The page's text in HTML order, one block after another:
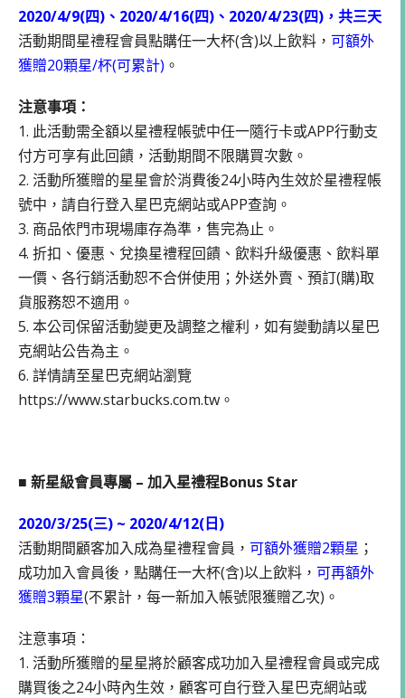
2020/4/9(四)、2020/4/16(四)、2020/4/23(四)，共三天
活動期間星禮程會員點購任一大杯(含)以上飲料， 可額外
獲贈20顆星/杯(可累計) 。
注意事項：
1. 此活動需全額以星禮程帳號中任一隨行卡或APP行動支
付方可享有此回饋，活動期間不限購買次數。
2. 活動所獲贈的星星會於消費後24小時內生效於星禮程帳
號中，請自行登入星巴克網站或APP查詢。
3. 商品依門市現場庫存為準，售完為止。
4. 折扣、優惠、兌換星禮程回饋、飲料升級優惠、飲料單
一價、各行銷活動恕不合併使用；外送外賣、預訂(購)取
貨服務恕不適用。
5. 本公司保留活動變更及調整之權利，如有變動請以星巴
克網站公告為主。
6. 詳情請至星巴克網站瀏覽
https://www.starbucks.com.tw。
■ 新星級會員專屬 – 加入星禮程Bonus Star
2020/3/25(三) ~ 2020/4/12(日)
活動期間顧客加入成為星禮程會員， 可額外獲贈2顆星 ；
成功加入會員後，點購任一大杯(含)以上飲料， 可再額外
獲贈3顆星(不累計，每一新加入帳號限獲贈乙次)。
注意事項：
1. 活動所獲贈的星星將於顧客成功加入星禮程會員或完成
購買後之24小時內生效，顧客可自行登入星巴克網站或